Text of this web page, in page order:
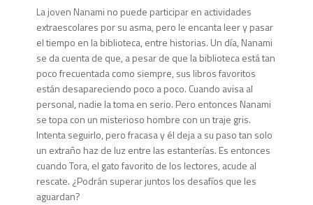
La joven Nanami no puede participar en actividades
extraescolares por su asma, pero le encanta leer y pasar
el tiempo en la biblioteca, entre historias. Un día, Nanami
se da cuenta de que, a pesar de que la biblioteca está tan
poco frecuentada como siempre, sus libros favoritos
están desapareciendo poco a poco. Cuando avisa al
personal, nadie la toma en serio. Pero entonces Nanami
se topa con un misterioso hombre con un traje gris.
Intenta seguirlo, pero fracasa y él deja a su paso tan solo
un extraño haz de luz entre las estanterías. Es entonces
cuando Tora, el gato favorito de los lectores, acude al
rescate. ¿Podrán superar juntos los desafíos que les
aguardan?